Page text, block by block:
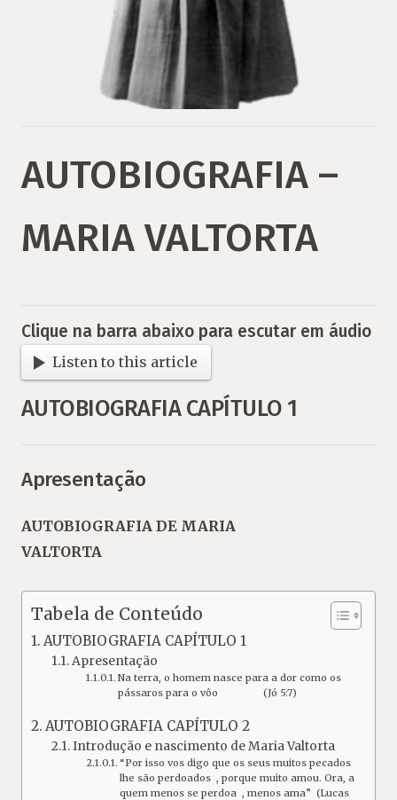
AUTOBIOGRAFIA –
MARIA VALTORTA
Clique na barra abaixo para escutar em áudio
Listen to this article
AUTOBIOGRAFIA CAPÍTULO 1
Apresentação
AUTOBIOGRAFIA DE MARIA
VALTORTA
Tabela de Conteúdo
AUTOBIOGRAFIA CAPÍTULO 1
Apresentação
Na terra, o homem nasce para a dor como os
pássaros para o vôo (Jó 5:7)
AUTOBIOGRAFIA CAPÍTULO 2
Introdução e nascimento de Maria Valtorta
“Por isso vos digo que os seus muitos pecados
lhe são perdoados , porque muito amou. Ora, a
quem menos se perdoa , menos ama” (Lucas